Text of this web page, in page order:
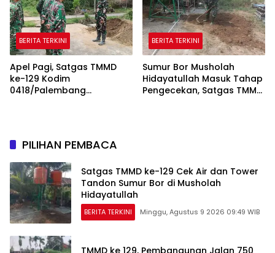
BERITA TERKINI
Apel Pagi, Satgas TMMD
ke-129 Kodim
0418/Palembang
BERITA TERKINI
Sumur Bor Musholah
Hidayatullah Masuk Tahap
Pengecekan, Satgas TMMD
PILIHAN PEMBACA
Satgas TMMD ke-129 Cek Air dan Tower
Tandon Sumur Bor di Musholah
Hidayatullah
BERITA TERKINI Minggu, Agustus 9 2026 09:49 WIB